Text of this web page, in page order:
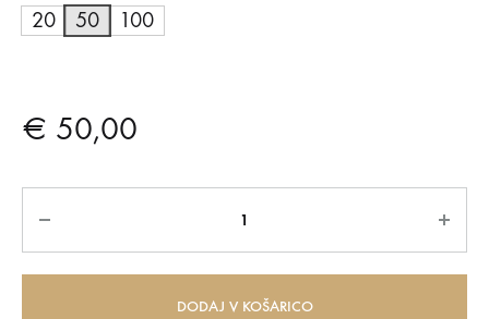
20
50 100
€ 50,00
DODAJ V KOŠARICO